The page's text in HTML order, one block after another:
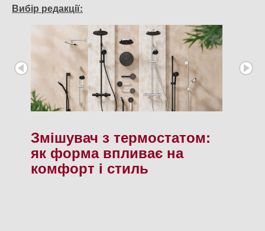
Вибір редакції:
Змішувач з термостатом:
як форма впливає на
комфорт і стиль